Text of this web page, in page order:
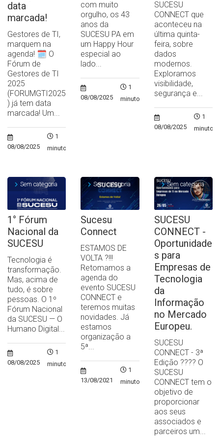
data
marcada!
Gestores de TI,
marquem na
agenda! 🗓️ O
Fórum de
Gestores de TI
2025
(FORUMGTI2025
) já tem data
marcada! Um...
08/08/2025
1
minuto
com muito
orgulho, os 43
anos da
SUCESU PA em
um Happy Hour
especial ao
lado...
08/08/2025
1
minuto
SUCESU
CONNECT que
aconteceu na
última quinta-
feira, sobre
dados
modernos.
Exploramos
visibilidade,
segurança e...
08/08/2025
1
minuto
Sem categoria
1° Fórum
Nacional da
SUCESU
Tecnologia é
transformação.
Mas, acima de
tudo, é sobre
pessoas. O 1º
Fórum Nacional
da SUCESU — O
Humano Digital...
08/08/2025
1
minuto
Sem categoria
Sucesu
Connect
ESTAMOS DE
VOLTA ?!!!
Retomamos a
agenda do
evento SUCESU
CONNECT e
teremos muitas
novidades. Já
estamos
organização a
5ª...
13/08/2021
1
minuto
Sem categoria
SUCESU
CONNECT -
Oportunidade
s para
Empresas de
Tecnologia
da
Informação
no Mercado
Europeu.
SUCESU
CONNECT - 3ª
Edição ?‍??‍? O
SUCESU
CONNECT tem o
objetivo de
proporcionar
aos seus
associados e
parceiros um...